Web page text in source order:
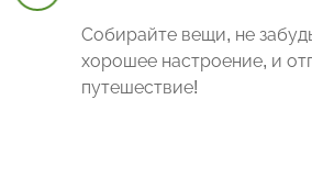
Собирайте вещи, не
хорошее настроение, и
путешествие!